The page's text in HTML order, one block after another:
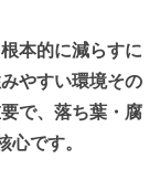
本的に減らすに
やすい環境その
で、落ち葉・腐
です。